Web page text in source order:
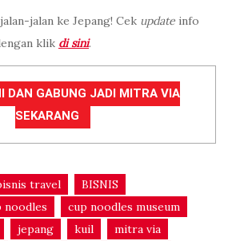
jalan ke Jepang! Cek update info
klik di sini.
DAN GABUNG JADI MITRA VIA
SEKARANG
travel
BISNIS
noodles
cup noodles museum
jepang kuil
mitra via